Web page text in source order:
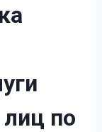
по